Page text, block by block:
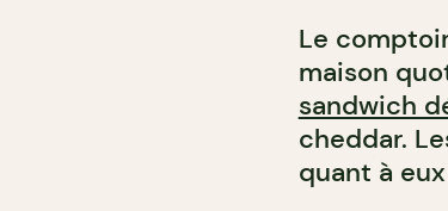
Le
maison
sandwich
cheddar.
quant à